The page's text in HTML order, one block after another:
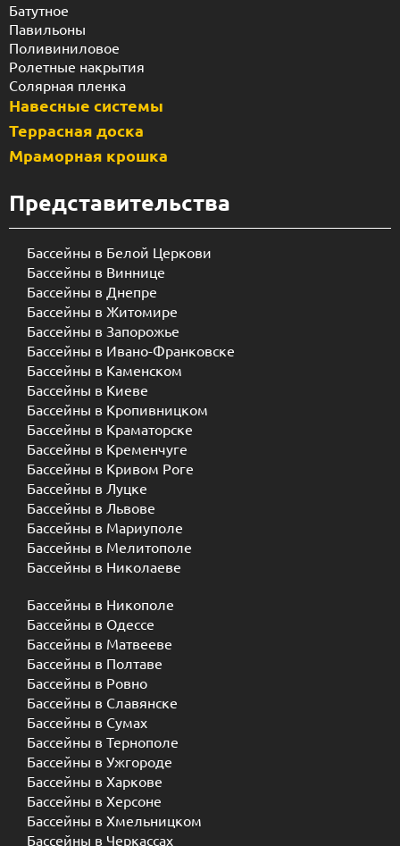
Батутное
Павильоны
Поливиниловое
Ролетные накрытия
Солярная пленка
Навесные системы
Террасная доска
Мраморная крошка
Представительства
Бассейны в Белой Церкови
Бассейны в Виннице
Бассейны в Днепре
Бассейны в Житомире
Бассейны в Запорожье
Бассейны в Ивано-Франковске
Бассейны в Каменском
Бассейны в Киеве
Бассейны в Кропивницком
Бассейны в Краматорске
Бассейны в Кременчуге
Бассейны в Кривом Роге
Бассейны в Луцке
Бассейны в Львове
Бассейны в Мариуполе
Бассейны в Мелитополе
Бассейны в Николаеве
Бассейны в Никополе
Бассейны в Одессе
Бассейны в Матвееве
Бассейны в Полтаве
Бассейны в Ровно
Бассейны в Славянске
Бассейны в Сумах
Бассейны в Тернополе
Бассейны в Ужгороде
Бассейны в Харкове
Бассейны в Херсоне
Бассейны в Хмельницком
Бассейны в Черкассах